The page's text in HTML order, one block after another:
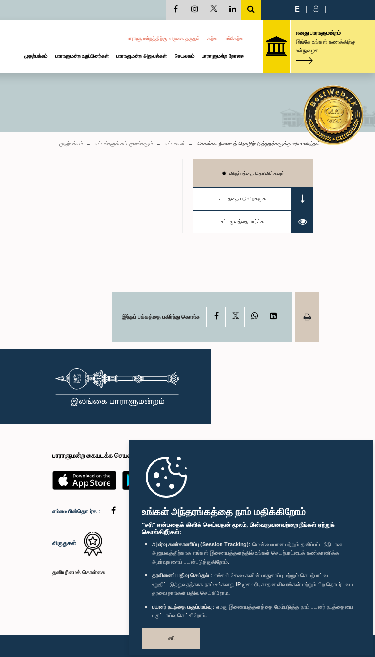
உங்கள் அந்தரங்கத்தை நாம் மதிக்கிறோம்
"சரி" என்பதைக் கிளிக் செய்வதன் மூலம், பின்வருவனவற்றை நீங்கள் ஏற்றுக்
கொள்கிறீர்கள்:
அமர்வு கண்காணிப்பு (Session Tracking): மென்மையான மற்றும் தனிப்பட்ட ரீதியான
அனுபவத்திற்காக எங்கள் இணையத்தளத்தில் உங்கள் செயற்பாட்டைக் கண்காணிக்க
அமர்வுகளைப் பயன்படுத்துகிறோம்.
தரவினைப் பதிவு செய்தல் : எங்கள் சேவைகளின் பாதுகாப்பு மற்றும் செயற்பாட்டை
உறுதிப்படுத்துவதற்காக நாம் உங்களது IP முகவரி, சாதன விவரங்கள் மற்றும் பிற தொடர்புடைய
தரவை நாங்கள் பதிவு செய்கிறோம்.
பயனர் நடத்தை பகுப்பாய்வு : எமது இணையத்தளத்தை மேம்படுத்த நாம் பயனர் நடத்தையை
பகுப்பாய்வு செய்கிறோம்.
சரி
E | සි |
பாராளுமன்றத்திற்கு வருகை தருதல் கற்க பங்கேற்க
முதற்பக்கம் பாராளுமன்ற உறுப்பினர்கள் பாராளுமன்ற அலுவல்கள் செயலகம் பாராளுமன்ற நேரலை
எனது பாராளுமன்றம்
இங்கே உங்கள் கணக்கிற்கு
உள்நுழைக
முதற்பக்கம் சட்டங்களும் சட்டமூலங்களும் சட்டங்கள் கொள்கல நிலையத் தொழிற்படுத்துநர்களுக்கு உரிமமளித்தல்
விருப்பத்தை தெரிவிக்கவும்
சட்டத்தை பதிவிறக்குக
சட்டமூலத்தை பார்க்க
இந்தப் பக்கத்தை பகிர்ந்து கொள்க Facebook WhatsAppLinkedIn
பாராளுமன்ற கையடக்க செயலி
எம்மை பின்தொடர்க :
விருதுகள்
தனியுரிமைக் கொள்கை